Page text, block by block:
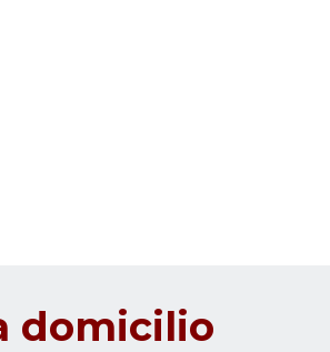
domicilio